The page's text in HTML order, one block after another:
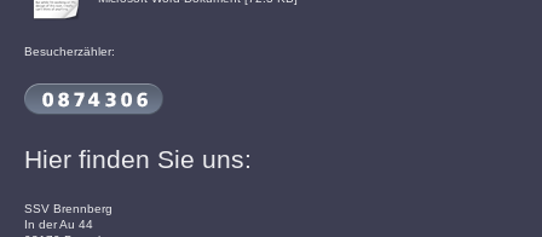
Besucherzähler:
Hier finden Sie uns:
SSV Brennberg
In der Au 44